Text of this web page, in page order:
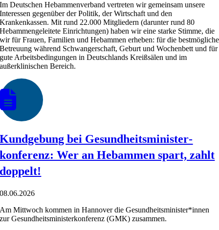
Im Deutschen Hebammenverband vertreten wir gemeinsam unsere
Interessen gegenüber der Politik, der Wirtschaft und den
Krankenkassen. Mit rund 22.000 Mitgliedern (darunterrund 80
Hebammengeleitete Einrichtungen) haben wir eine starke Stimme, die
wir für Frauen, Familien und Hebammen erheben: für die bestmögliche
Betreuung während Schwangerschaft, Geburt und Wochenbett und für
gute Arbeitsbedingungen in Deutschlands Kreißsälen und im
außerklinischen Bereich.
Kundgebung bei Gesund­heits­minister­
konferenz: Wer an Hebammen spart, zahlt
doppelt!
08.06.2026
Am Mittwoch kommen in Hannover die Gesundheitsminister*innen
zur Gesundheitsministerkonferenz (GMK) zusammen.